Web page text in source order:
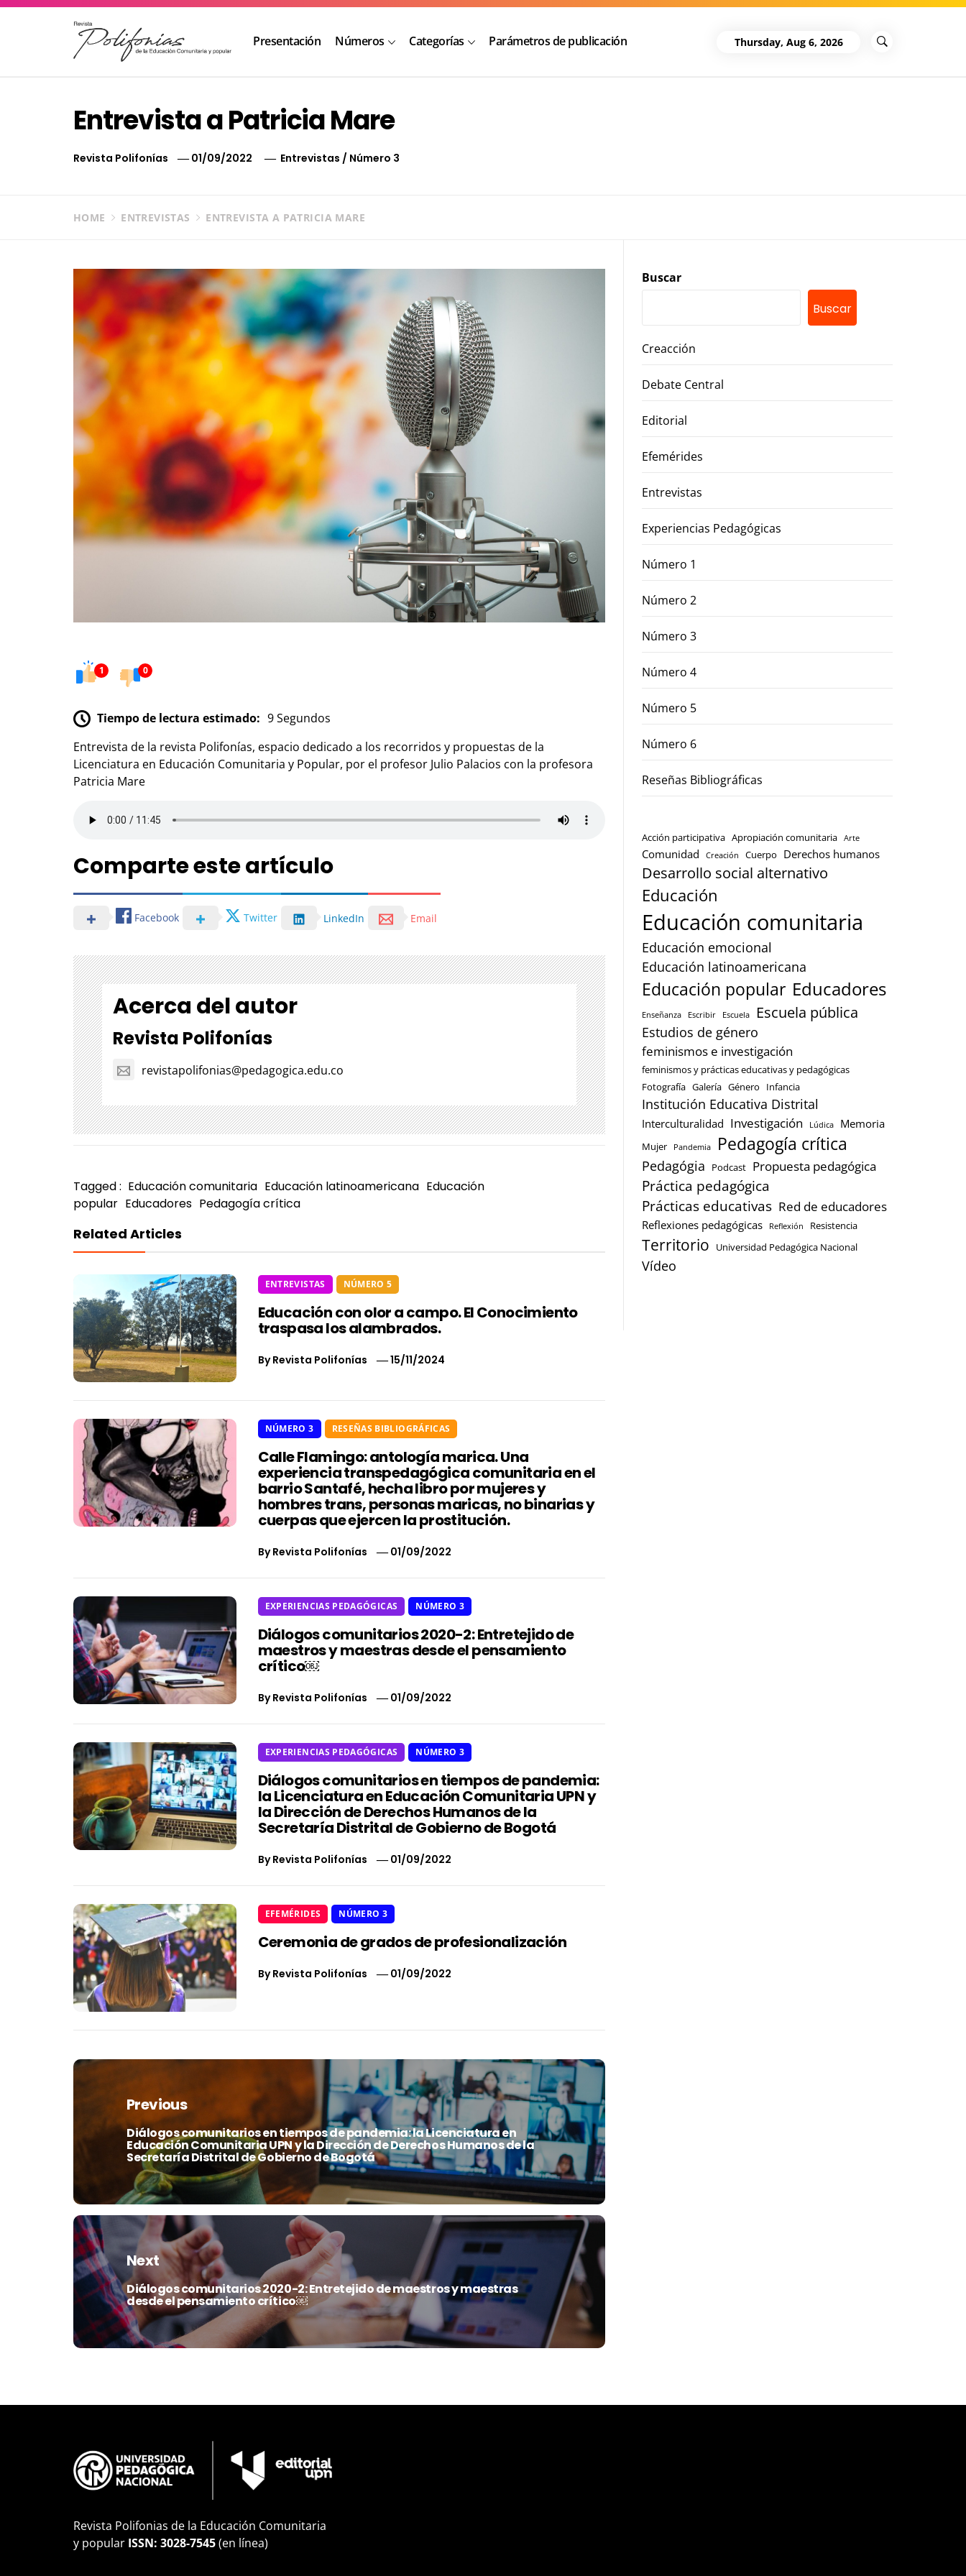
Skip
Presentación Números Categorías Parámetros de publicación Thursday, Aug 6, 2026
Entrevista a Patricia Mare
Revista Polifonías 01/09/2022 Entrevistas / Número 3
HOME ENTREVISTAS ENTREVISTA A PATRICIA MARE
1 0
Tiempo de lectura estimado: 9 Segundos
Entrevista de la revista Polifonías, espacio dedicado a los recorridos y propuestas de la
Licenciatura en Educación Comunitaria y Popular, por el profesor Julio Palacios con la profesora
Patricia Mare
Comparte este artículo
Facebook Twitter LinkedIn Email
Acerca del autor
Revista Polifonías
revistapolifonias@pedagogica.edu.co
Tagged : Educación comunitaria Educación latinoamericana Educación
popular Educadores Pedagogía crítica
Related Articles
ENTREVISTAS NÚMERO 5
Educación con olor a campo. El Conocimiento
traspasa los alambrados.
ByRevista Polifonías 15/11/2024
NÚMERO 3 RESEÑAS BIBLIOGRÁFICAS
Calle Flamingo: antología marica. Una
experiencia transpedagógica comunitaria en el
barrio Santafé, hecha libro por mujeres y
hombres trans, personas maricas, no binarias y
cuerpas que ejercen la prostitución.
ByRevista Polifonías 01/09/2022
EXPERIENCIAS PEDAGÓGICAS NÚMERO 3
Diálogos comunitarios 2020-2: Entretejido de
maestros y maestras desde el pensamiento
crítico￼
ByRevista Polifonías 01/09/2022
EXPERIENCIAS PEDAGÓGICAS NÚMERO 3
Diálogos comunitarios en tiempos de pandemia:
la Licenciatura en Educación Comunitaria UPN y
la Dirección de Derechos Humanos de la
Secretaría Distrital de Gobierno de Bogotá
ByRevista Polifonías 01/09/2022
EFEMÉRIDES NÚMERO 3
Ceremonia de grados de profesionalización
ByRevista Polifonías 01/09/2022
Navegación
de
entradas
Previous
Previous
post:
Diálogos comunitarios en tiempos de pandemia: la Licenciatura en
Educación Comunitaria UPN y la Dirección de Derechos Humanos de la
Secretaría Distrital de Gobierno de Bogotá
Next
Next
post:
Diálogos comunitarios 2020-2: Entretejido de maestros y maestras
desde el pensamiento crítico￼
Buscar
Buscar
Creacción
Debate Central
Editorial
Efemérides
Entrevistas
Experiencias Pedagógicas
Número 1
Número 2
Número 3
Número 4
Número 5
Número 6
Reseñas Bibliográficas
Acción participativa Apropiación comunitaria Arte
Comunidad Creación Cuerpo Derechos humanos
Desarrollo social alternativo
Educación
Educación comunitaria
Educación emocional
Educación latinoamericana
Educación popular Educadores
Enseñanza Escribir Escuela Escuela pública
Estudios de género
feminismos e investigación
feminismos y prácticas educativas y pedagógicas
Fotografía Galería Género Infancia
Institución Educativa Distrital
Interculturalidad Investigación Lúdica Memoria
Mujer Pandemia Pedagogía crítica
Pedagógia Podcast Propuesta pedagógica
Práctica pedagógica
Prácticas educativas Red de educadores
Reflexiones pedagógicas Reflexión Resistencia
Territorio Universidad Pedagógica Nacional
Vídeo
Revista Polifonias de la Educación Comunitaria
y popular ISSN: 3028-7545(en línea)